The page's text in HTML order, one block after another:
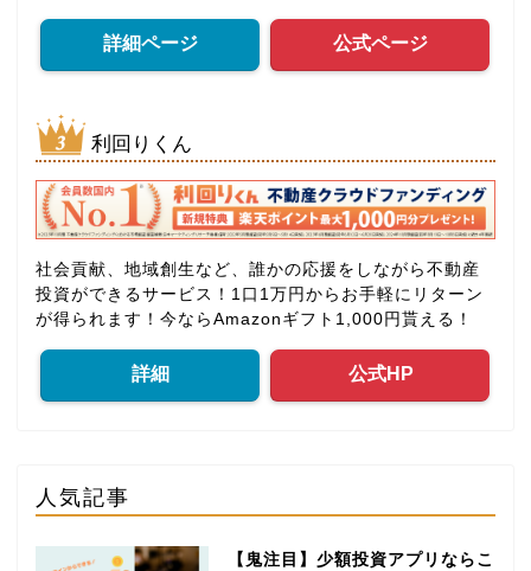
詳細ページ 公式ページ
利回りくん
社会貢献、地域創生など、誰かの応援をしながら不動産
投資ができるサービス！1口1万円からお手軽にリターン
が得られます！今ならAmazonギフト1,000円貰える！
詳細 公式HP
人気記事
【鬼注目】少額投資アプリならこ